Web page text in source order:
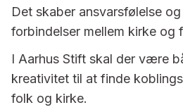
Det skaber ansvarsfølelse
forbindelser mellem kirke og
I Aarhus Stift skal der være
kreativitet til at finde
folk og kirke.